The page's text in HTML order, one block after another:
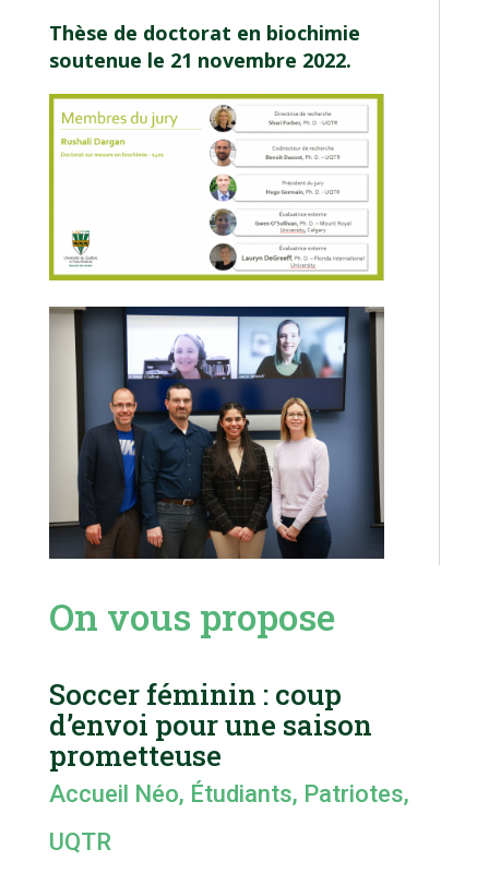
Thèse de doctorat en biochimie
soutenue le 21 novembre 2022.
On vous propose
Soccer féminin : coup
d’envoi pour une saison
prometteuse
Accueil Néo, Étudiants, Patriotes,
UQTR